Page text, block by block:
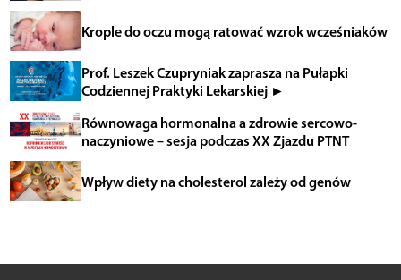
Krople do oczu mogą ratować wzrok wcześniaków
Prof. Leszek Czupryniak zaprasza na Pułapki
Codziennej Praktyki Lekarskiej ►
Równowaga hormonalna a zdrowie sercowo-
naczyniowe – sesja podczas XX Zjazdu PTNT
Wpływ diety na cholesterol zależy od genów